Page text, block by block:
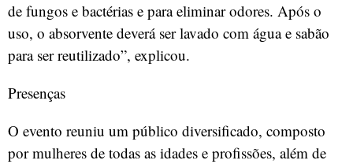
de fungos e bactérias e para eliminar odores. Após o
uso, o absorvente deverá ser lavado com água e sabão
para ser reutilizado”, explicou.
Presenças
O evento reuniu um público diversificado, composto
por mulheres de todas as idades e profissões, além de